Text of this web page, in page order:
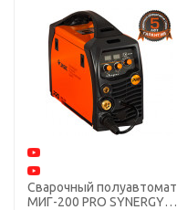
Сварочный полуавтомат
МИГ-200 PRO SYNERGY